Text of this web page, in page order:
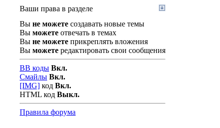
Ваши права в разделе
Вы не можете создавать новые темы
Вы можете отвечать в темах
Вы не можете прикреплять вложения
Вы можете редактировать свои сообщения
BB коды Вкл.
Смайлы Вкл.
[IMG] код Вкл.
HTML код Выкл.
Правила форума